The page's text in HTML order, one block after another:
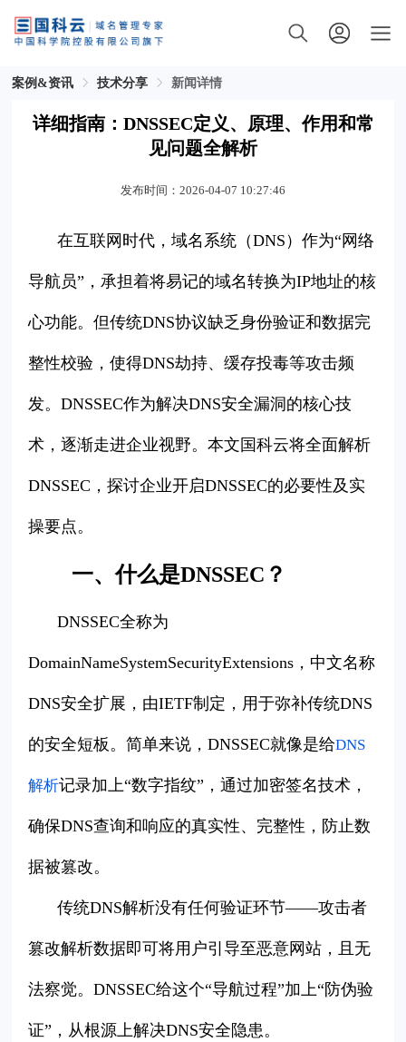
案例&资讯 技术分享 新闻详情
详细指南：DNSSEC定义、原理、作用和常
见问题全解析
发布时间：2026-04-07 10:27:46
在互联网时代，域名系统（DNS）作为“网络
导航员”，承担着将易记的域名转换为IP地址的核
心功能。但传统DNS协议缺乏身份验证和数据完
整性校验，使得DNS劫持、缓存投毒等攻击频
发。DNSSEC作为解决DNS安全漏洞的核心技
术，逐渐走进企业视野。本文国科云将全面解析
DNSSEC，探讨企业开启DNSSEC的必要性及实
操要点。
一、什么是DNSSEC？
DNSSEC全称为
DomainNameSystemSecurityExtensions，中文名称
DNS安全扩展，由IETF制定，用于弥补传统DNS
的安全短板。简单来说，DNSSEC就像是给DNS
解析记录加上“数字指纹”，通过加密签名技术，
确保DNS查询和响应的真实性、完整性，防止数
据被篡改。
传统DNS解析没有任何验证环节——攻击者
篡改解析数据即可将用户引导至恶意网站，且无
法察觉。DNSSEC给这个“导航过程”加上“防伪验
证”，从根源上解决DNS安全隐患。